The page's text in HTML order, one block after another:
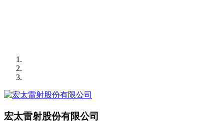
宏太雷射股份有限公司